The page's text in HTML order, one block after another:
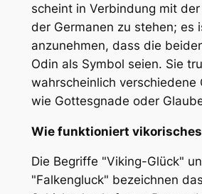
scheint in Verbindung mit
der Germanen zu stehen; es
anzunehmen, dass die
Odin als Symbol seien. Sie
wahrscheinlich verschiedene
wie Gottesgnade oder
Wie funktioniert
Die Begriffe "Viking-Glück"
"Falkengluck" bezeichnen